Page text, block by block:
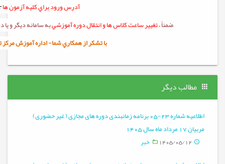
آدرس ورود براي کليه آزمون ها
ضمناً ،تغيير ساعت کلاس ها و انتقال دوره آموزشيبه سامانه ديگر و
با تشکر از همکاري شما- اداره آموزش مرکز تربيت
مطالب دیگر
اطلاعیه شماره 23-05 برنامه زمانبندی دوره های مجازی ( غیر حضوری)
مربیان 17 مرداد ماه سال 1405
1405/05/12 خبر